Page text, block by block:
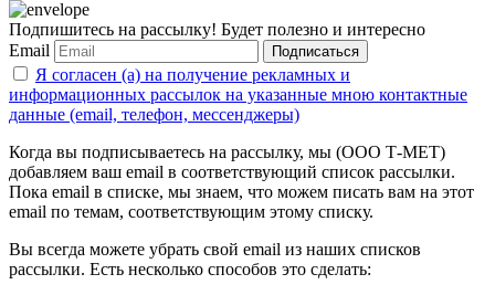
Подпишитесь на рассылку! Будет полезно и интересно
Email
Подписаться
Я согласен (а) на получение рекламных и
информационных рассылок на указанные мною контактные
данные (email, телефон, мессенджеры)
Когда вы подписываетесь на рассылку, мы (ООО Т-МЕТ)
добавляем ваш email в соответствующий список рассылки.
Пока email в списке, мы знаем, что можем писать вам на этот
email по темам, соответствующим этому списку.
Вы всегда можете убрать свой email из наших списков
рассылки. Есть несколько способов это сделать: